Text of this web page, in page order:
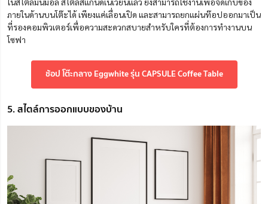
ภายในด้านบนโต๊ะได้ เพียงแค่เลื่อนเปิด และสามารถยกแผ่นท๊อปออกมาเป็น
ที่รองคอมพิวเตอร์เพื่อความสะดวกสบายสำหรับใครที่ต้องการทำงานบน
โซฟา
ช้อป โต๊ะกลาง Eggwhite รุ่น CAPSULE Coffee Table
5. สไตล์การออกแบบของบ้าน